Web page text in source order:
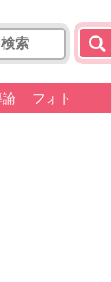
フォト